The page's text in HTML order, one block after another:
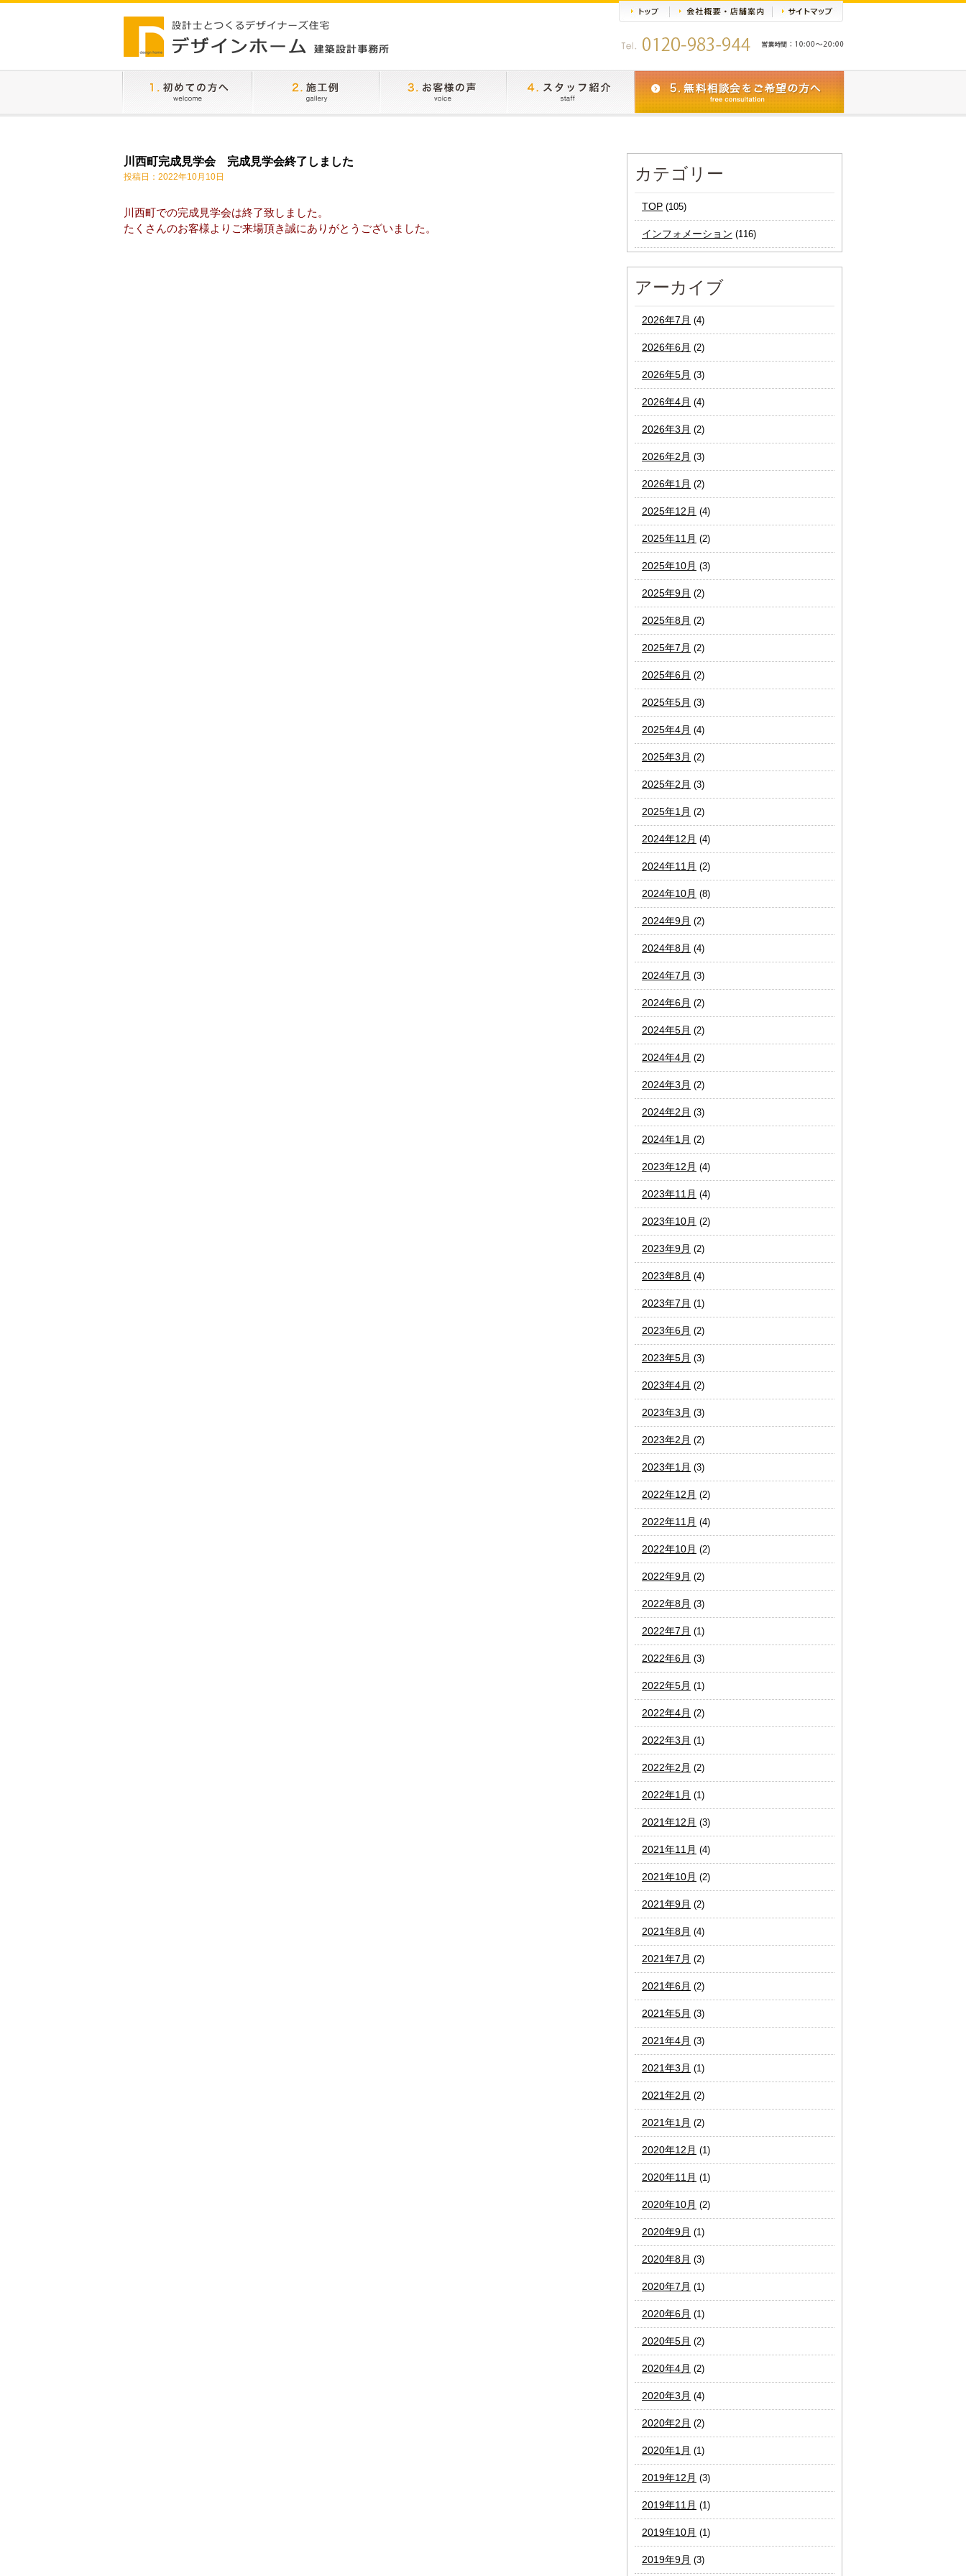
川西町完成見学会 完成見学会終了しました
投稿日：2022年10月10日
川西町での完成見学会は終了致しました。
たくさんのお客様よりご来場頂き誠にありがとうございました。
カテゴリー
TOP (105)
インフォメーション (116)
アーカイブ
2026年7月 (4)
2026年6月 (2)
2026年5月 (3)
2026年4月 (4)
2026年3月 (2)
2026年2月 (3)
2026年1月 (2)
2025年12月 (4)
2025年11月 (2)
2025年10月 (3)
2025年9月 (2)
2025年8月 (2)
2025年7月 (2)
2025年6月 (2)
2025年5月 (3)
2025年4月 (4)
2025年3月 (2)
2025年2月 (3)
2025年1月 (2)
2024年12月 (4)
2024年11月 (2)
2024年10月 (8)
2024年9月 (2)
2024年8月 (4)
2024年7月 (3)
2024年6月 (2)
2024年5月 (2)
2024年4月 (2)
2024年3月 (2)
2024年2月 (3)
2024年1月 (2)
2023年12月 (4)
2023年11月 (4)
2023年10月 (2)
2023年9月 (2)
2023年8月 (4)
2023年7月 (1)
2023年6月 (2)
2023年5月 (3)
2023年4月 (2)
2023年3月 (3)
2023年2月 (2)
2023年1月 (3)
2022年12月 (2)
2022年11月 (4)
2022年10月 (2)
2022年9月 (2)
2022年8月 (3)
2022年7月 (1)
2022年6月 (3)
2022年5月 (1)
2022年4月 (2)
2022年3月 (1)
2022年2月 (2)
2022年1月 (1)
2021年12月 (3)
2021年11月 (4)
2021年10月 (2)
2021年9月 (2)
2021年8月 (4)
2021年7月 (2)
2021年6月 (2)
2021年5月 (3)
2021年4月 (3)
2021年3月 (1)
2021年2月 (2)
2021年1月 (2)
2020年12月 (1)
2020年11月 (1)
2020年10月 (2)
2020年9月 (1)
2020年8月 (3)
2020年7月 (1)
2020年6月 (1)
2020年5月 (2)
2020年4月 (2)
2020年3月 (4)
2020年2月 (2)
2020年1月 (1)
2019年12月 (3)
2019年11月 (1)
2019年10月 (1)
2019年9月 (3)